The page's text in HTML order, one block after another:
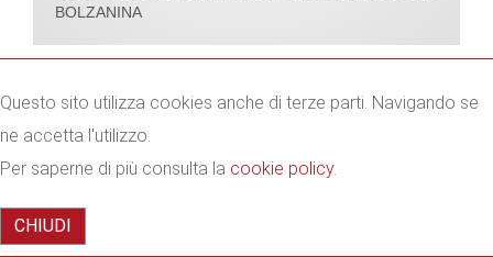
BOLZANINA
Questo sito utilizza cookies anche di terze parti. Navigando se
ne accetta l'utilizzo.
Per saperne di più consulta la cookie policy.
CHIUDI